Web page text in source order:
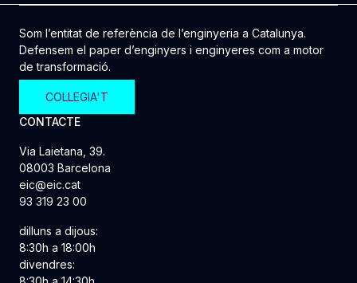
Som l’entitat de referència de l’enginyeria a Catalunya.
Defensem el paper d’enginyers i enginyeres com a motor
de transformació.
COL·LEGIA'T
CONTACTE
Via Laietana, 39.
08003 Barcelona
eic@eic.cat
93 319 23 00
dilluns a dijous:
8:30h a 18:00h
divendres: